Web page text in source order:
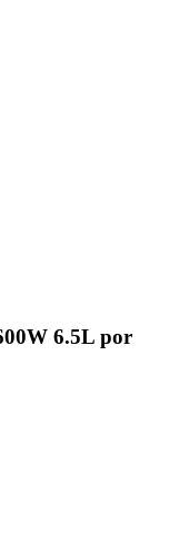
6.5L por